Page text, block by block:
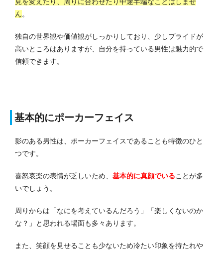
ん。
独自の世界観や価値観がしっかりしており、少しプライドが
高いところはありますが、自分を持っている男性は魅力的で
信頼できます。
基本的にポーカーフェイス
影のある男性は、ポーカーフェイスであることも特徴のひと
つです。
喜怒哀楽の表情が乏しいため、 基本的に真顔でいることが多
いでしょう。
周りからは「なにを考えているんだろう」「楽しくないのか
な？」と思われる場面も多々あります。
また、笑顔を見せることも少ないため冷たい印象を持たれや